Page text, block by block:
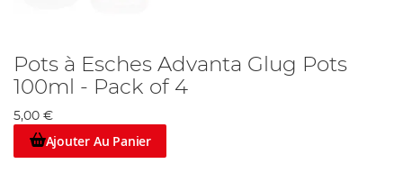
Pots à Esches Advanta Glug Pots
100ml - Pack of 4
5,00 €
Ajouter Au Panier